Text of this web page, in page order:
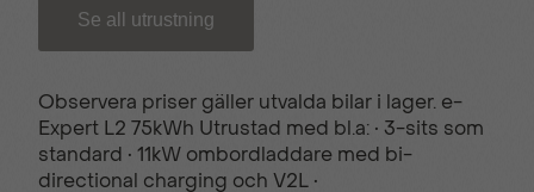
Förklimatisering av
Kupé
Komfortmellanvägg
med fönster
Lane Keep Assist
Se all utrustning
Observera priser gäller utvalda bilar i lager. e-
Expert L2 75kWh Utrustad med bl.a: • 3-sits som
standard • 11kW ombordladdare med bi-
directional charging och V2L •